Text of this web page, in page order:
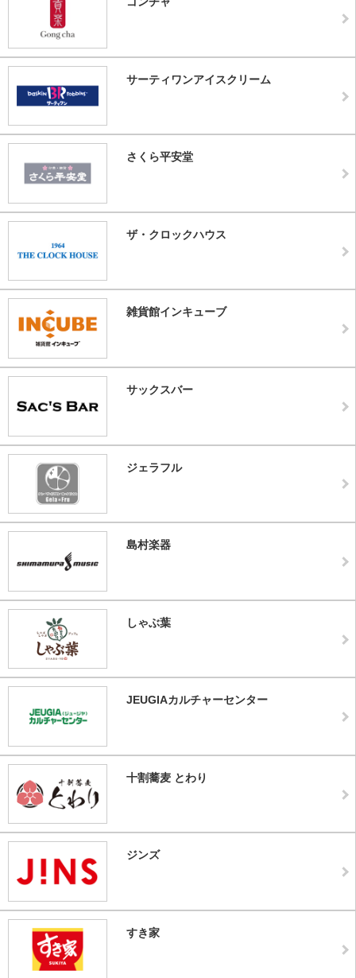
サーティワンアイスクリーム
さくら平安堂
ザ・クロックハウス
雑貨館インキューブ
サックスバー
ジェラフル
島村楽器
しゃぶ葉
JEUGIAカルチャーセンター
十割蕎麦 とわり
ジンズ
すき家